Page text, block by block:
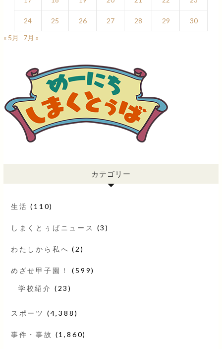
24 25 26 27 28 29
30
« 5月
7月 »
カテゴリー
生活 (110)
しまくとぅばニュース (3)
わたしから私へ (2)
めざせ甲子園！ (599)
学校紹介 (23)
スポーツ (4,388)
事件・事故 (1,860)